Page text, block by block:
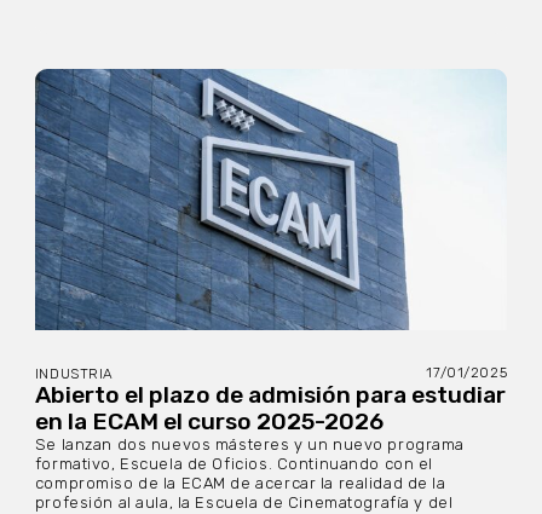
INDUSTRIA 17/01/2025
Abierto el plazo de admisión para estudiar
en la ECAM el curso 2025-2026
Se lanzan dos nuevos másteres y un nuevo programa
formativo, Escuela de Oficios. Continuando con el
compromiso de la ECAM de acercar la realidad de la
profesión al aula, la Escuela de Cinematografía y del